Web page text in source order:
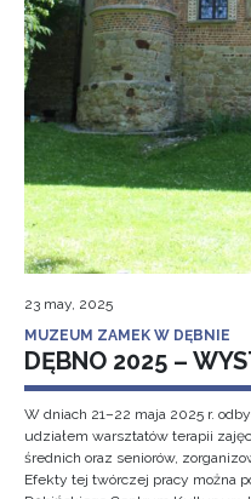
23 may, 2025
MUZEUM ZAMEK W DĘBNIE
DĘBNO 2025 –
W dniach 21–22 maja 2025 r.
udziałem warsztatów terapii
średnich oraz seniorów,
Efekty tej twórczej pracy można